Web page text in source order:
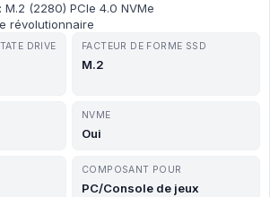
(2280) PCIe 4.0 NVMe
révolutionnaire
DRIVE
FACTEUR DE FORME SSD
M.2
NVME
Oui
COMPOSANT POUR
PC/Console de jeux